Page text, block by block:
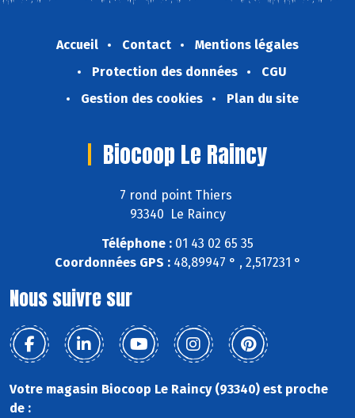
Accueil Contact
Mentions légales
Protection des données
CGU
Gestion des cookies
Plan du site
Biocoop Le Raincy
7 rond point Thiers
93340 Le Raincy
Téléphone : 01 43 02 65 35
Coordonnées GPS :48,89947 ° , 2,517231 °
Nous suivre sur
Votre magasin Biocoop Le Raincy (93340) est proche
de :